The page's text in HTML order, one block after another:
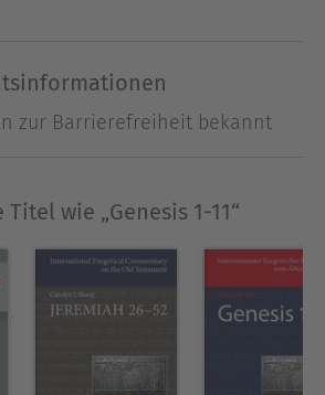
contemporary approaches.
zur Barrierefreiheit bekannt
wie „Genesis 1-11“